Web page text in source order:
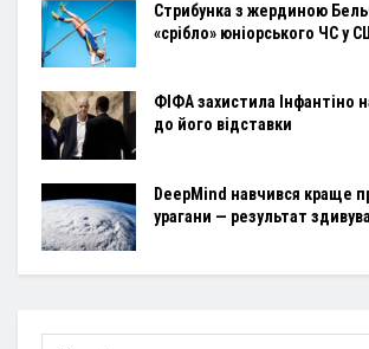
Стрибунка з жердиною
«срібло» юніорського ЧС у
ФІФА захистила Інфантіно
до його відставки
DeepMind навчився краще
урагани — результат